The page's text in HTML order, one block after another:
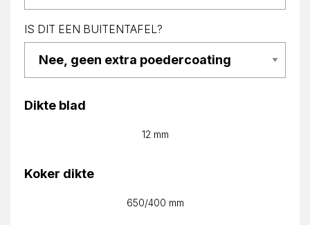
IS DIT EEN BUITENTAFEL?
Dikte blad
12 mm
Koker dikte
650/400 mm